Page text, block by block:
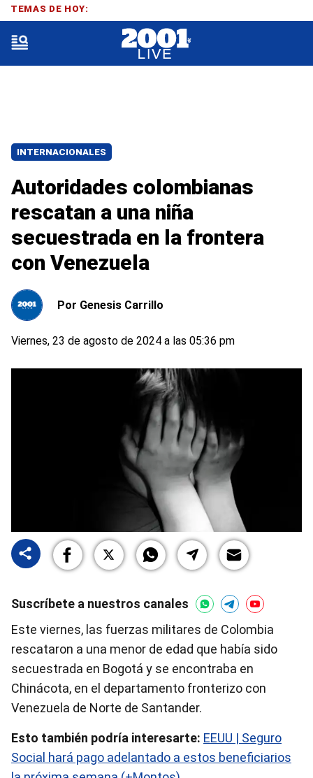
INTERNACIONALES
Autoridades colombianas
rescatan a una niña
secuestrada en la frontera
con Venezuela
Por Genesis Carrillo
Viernes, 23 de agosto de 2024 a las 05:36 pm
Suscríbete a nuestros canales
Este viernes, las fuerzas militares de Colombia
rescataron a una menor de edad que había sido
secuestrada en Bogotá y se encontraba en
Chinácota, en el departamento fronterizo con
Venezuela de Norte de Santander.
Esto también podría interesarte: EEUU | Seguro
Social hará pago adelantado a estos beneficiarios
TEMAS DE HOY: